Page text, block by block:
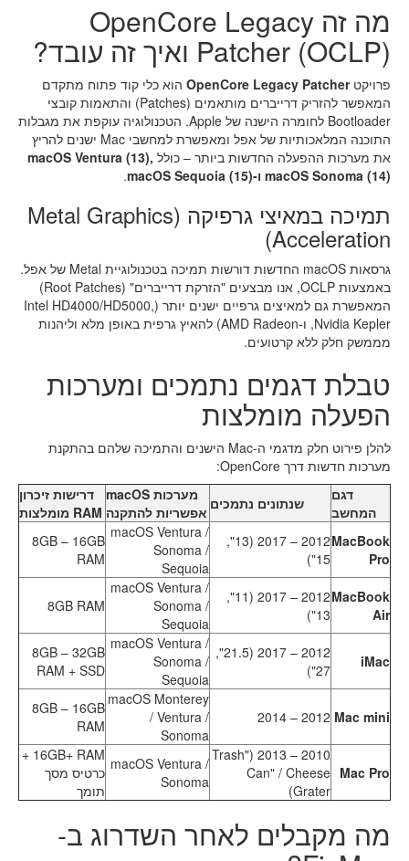
מה זה OpenCore Legacy
Patcher (OCLP) ואיך זה עובד?
פרויקטOpenCore Legacy Patcher הוא כלי קוד פתוח מתקדם
המאפשר להזריק דרייברים מותאמים (Patches) והתאמות קובצי
Bootloader לחומרה הישנה של Apple. הטכנולוגיה עוקפת את מגבלות
התוכנה המלאכותיות של אפל ומאפשרת למחשבי Mac ישנים להריץ
את מערכות ההפעלה החדשות ביותר – כולל macOS Ventura (13),
macOS Sonoma (14) ו-macOS Sequoia (15)
.
תמיכה במאיצי גרפיקה (Metal Graphics
Acceleration)
גרסאות macOS החדשות דורשות תמיכה בטכנולוגיית Metal של אפל.
באמצעות OCLP, אנו מבצעים "הזרקת דרייברים" (Root Patches)
המאפשרת גם למאיצים גרפיים ישנים יותר (Intel HD4000/HD5000,
Nvidia Kepler, ו-AMD Radeon) להאיץ גרפית באופן מלא וליהנות
מממשק חלק ללא קרטועים.
טבלת דגמים נתמכים ומערכות
הפעלה מומלצות
להלן פירוט חלק מדגמי ה-Mac הישנים והתמיכה שלהם בהתקנת
מערכות חדשות דרך OpenCore:
דגם
המחשב
שנתונים נתמכים
מערכות macOS
אפשריות להתקנה
דרישות זיכרון
RAM מומלצות
MacBook
Pro
2012 – 2017 (13",
15")
macOS Ventura /
Sonoma /
Sequoia
8GB – 16GB
RAM
MacBook
Air
2012 – 2017 (11",
13")
macOS Ventura /
Sonoma /
Sequoia
8GB RAM
iMac
2012 – 2017 (21.5",
27")
macOS Ventura /
Sonoma /
Sequoia
8GB – 32GB
RAM + SSD
Mac mini
2012 – 2014
macOS Monterey
/ Ventura /
Sonoma
8GB – 16GB
RAM
Mac Pro
2010 – 2013 ("Trash
Can" / Cheese
Grater)
macOS Ventura /
Sonoma
16GB+ RAM +
כרטיס מסך
תומך
מה מקבלים לאחר השדרוג ב-